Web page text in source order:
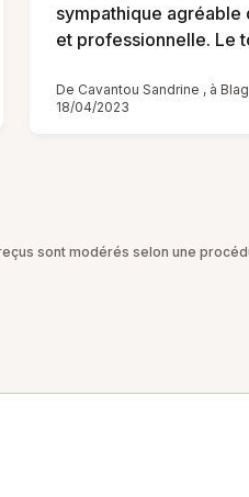
sympathique agréable
et professionnelle. Le
De Cavantou Sandrine , à
18/04/2023
sont modérés selon une